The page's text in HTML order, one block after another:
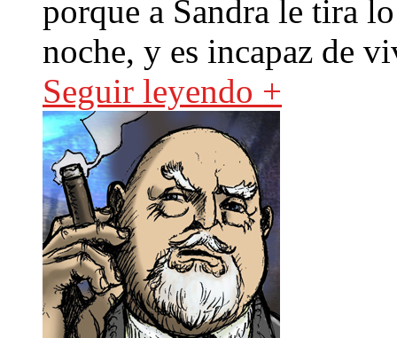
porque a Sandra le tira
noche, y es incapaz de
Seguir leyendo +